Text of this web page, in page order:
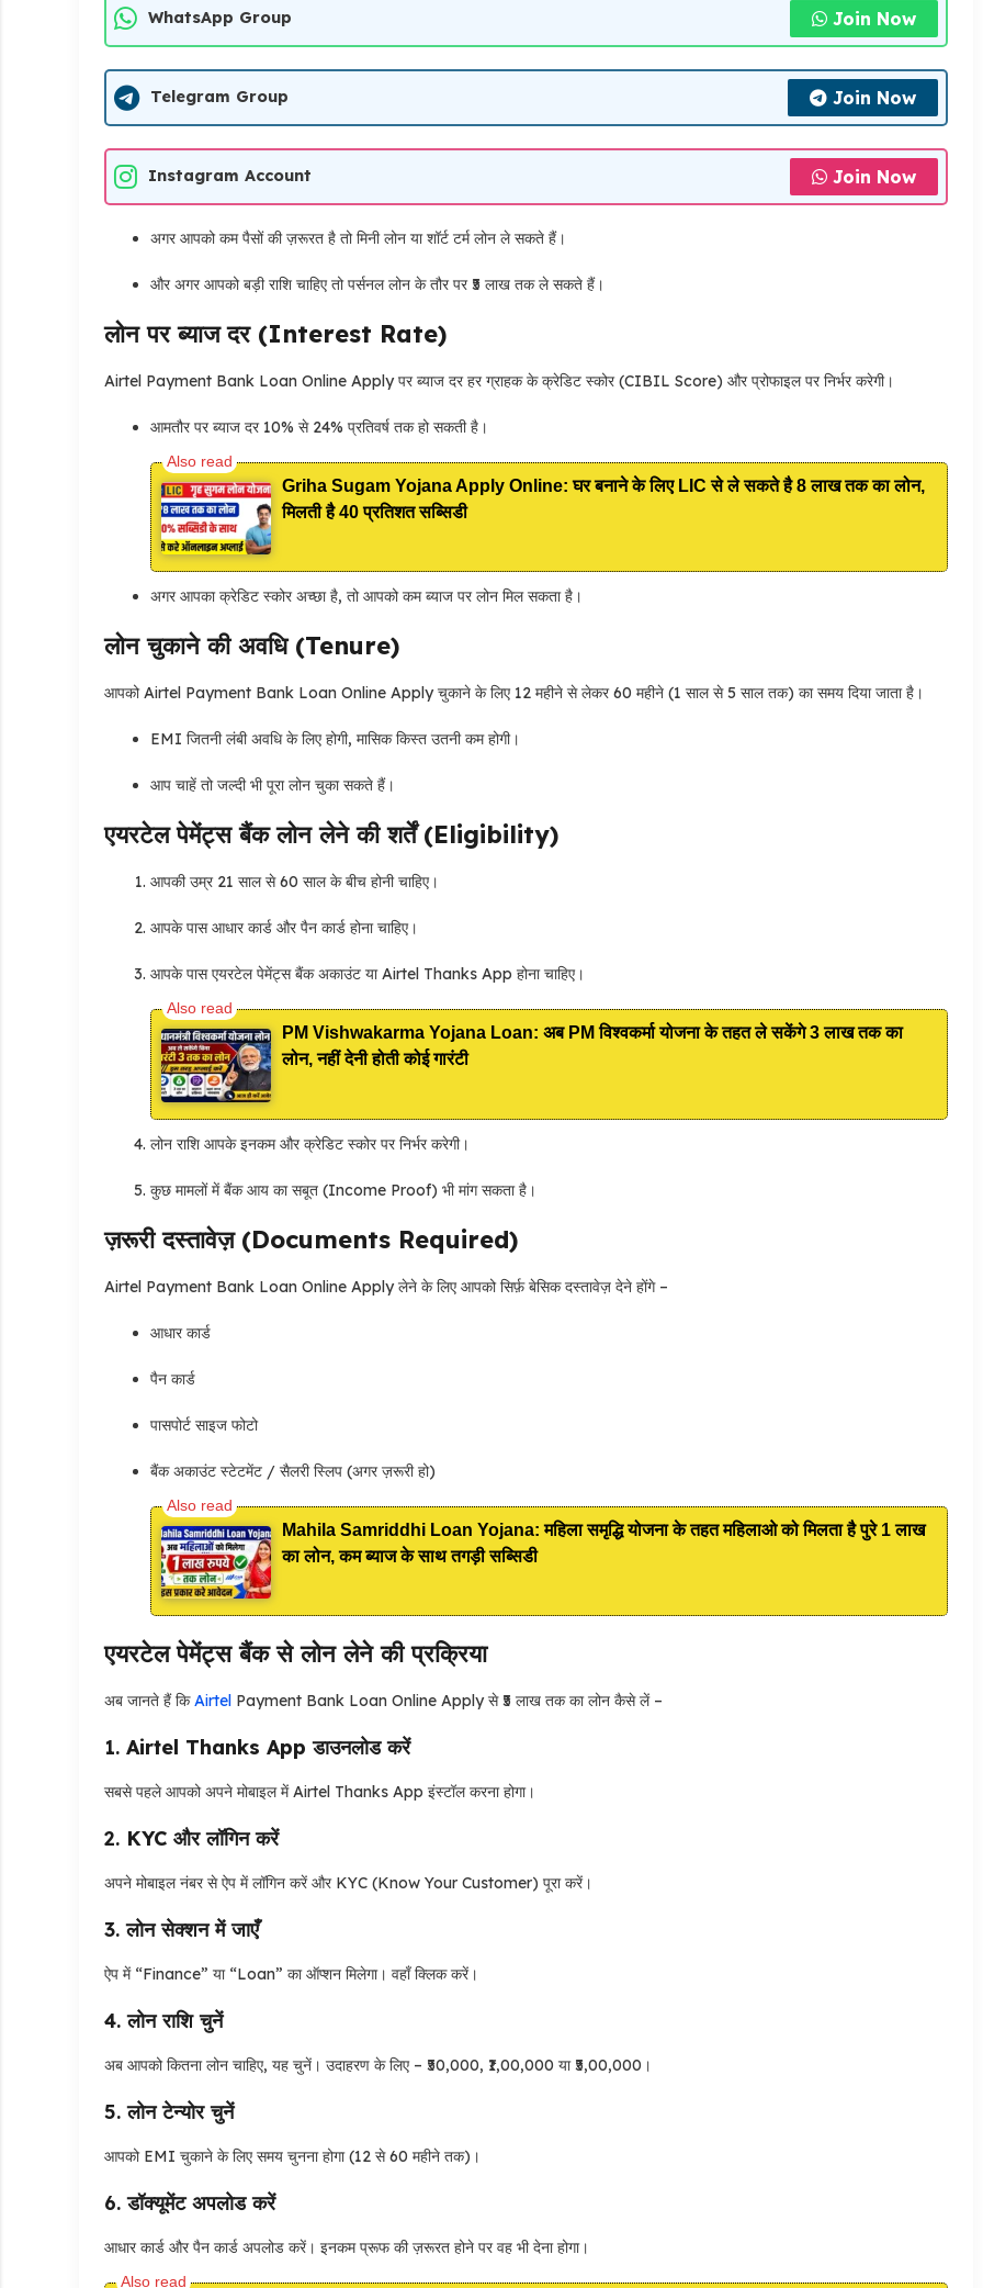
WhatsApp Group Join Now
Telegram Group Join Now
Instagram Account Join Now
अगर आपको कम पैसों की ज़रूरत है तो मिनी लोन या शॉर्ट टर्म लोन ले सकते हैं।
और अगर आपको बड़ी राशि चाहिए तो पर्सनल लोन के तौर पर ₹5 लाख तक ले सकते हैं।
लोन पर ब्याज दर (Interest Rate)
Airtel Payment Bank Loan Online Apply पर ब्याज दर हर ग्राहक के क्रेडिट स्कोर (CIBIL Score) और प्रोफाइल पर निर्भर करेगी।
आमतौर पर ब्याज दर 10% से 24% प्रतिवर्ष तक हो सकती है।
Griha Sugam Yojana Apply Online: घर बनाने के लिए LIC से ले सकते है 8 लाख तक का लोन,
मिलती है 40 प्रतिशत सब्सिडी
अगर आपका क्रेडिट स्कोर अच्छा है, तो आपको कम ब्याज पर लोन मिल सकता है।
लोन चुकाने की अवधि (Tenure)
आपको Airtel Payment Bank Loan Online Apply चुकाने के लिए 12 महीने से लेकर 60 महीने (1 साल से 5 साल तक) का समय दिया जाता है।
EMI जितनी लंबी अवधि के लिए होगी, मासिक किस्त उतनी कम होगी।
आप चाहें तो जल्दी भी पूरा लोन चुका सकते हैं।
एयरटेल पेमेंट्स बैंक लोन लेने की शर्तें (Eligibility)
आपकी उम्र 21 साल से 60 साल के बीच होनी चाहिए।
आपके पास आधार कार्ड और पैन कार्ड होना चाहिए।
आपके पास एयरटेल पेमेंट्स बैंक अकाउंट या Airtel Thanks App होना चाहिए।
PM Vishwakarma Yojana Loan: अब PM विश्वकर्मा योजना के तहत ले सकेंगे 3 लाख तक का
लोन, नहीं देनी होती कोई गारंटी
लोन राशि आपके इनकम और क्रेडिट स्कोर पर निर्भर करेगी।
कुछ मामलों में बैंक आय का सबूत (Income Proof) भी मांग सकता है।
ज़रूरी दस्तावेज़ (Documents Required)
Airtel Payment Bank Loan Online Apply लेने के लिए आपको सिर्फ़ बेसिक दस्तावेज़ देने होंगे –
आधार कार्ड
पैन कार्ड
पासपोर्ट साइज फोटो
बैंक अकाउंट स्टेटमेंट / सैलरी स्लिप (अगर ज़रूरी हो)
Mahila Samriddhi Loan Yojana: महिला समृद्धि योजना के तहत महिलाओ को मिलता है पुरे 1 लाख
का लोन, कम ब्याज के साथ तगड़ी सब्सिडी
एयरटेल पेमेंट्स बैंक से लोन लेने की प्रक्रिया
अब जानते हैं किAirtel Payment Bank Loan Online Apply से ₹5 लाख तक का लोन कैसे लें –
1. Airtel Thanks App डाउनलोड करें
सबसे पहले आपको अपने मोबाइल में Airtel Thanks App इंस्टॉल करना होगा।
2. KYC और लॉगिन करें
अपने मोबाइल नंबर से ऐप में लॉगिन करें और KYC (Know Your Customer) पूरा करें।
3.लोन सेक्शन में जाएँ
ऐप में “Finance” या “Loan” का ऑप्शन मिलेगा। वहाँ क्लिक करें।
4.लोन राशि चुनें
अब आपको कितना लोन चाहिए, यह चुनें। उदाहरण के लिए – ₹50,000, ₹1,00,000 या ₹5,00,000।
5.लोन टेन्योर चुनें
आपको EMI चुकाने के लिए समय चुनना होगा (12 से 60 महीने तक)।
6.डॉक्यूमेंट अपलोड करें
आधार कार्ड और पैन कार्ड अपलोड करें। इनकम प्रूफ की ज़रूरत होने पर वह भी देना होगा।